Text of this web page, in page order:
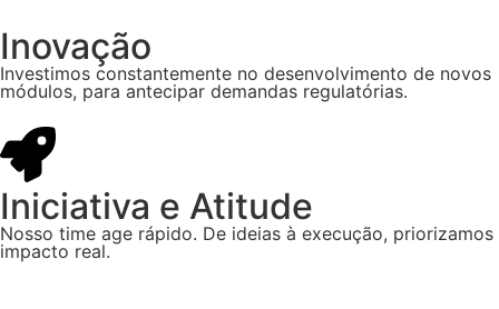
Inovação
Investimos constantemente no desenvolvimento de novos
módulos, para antecipar demandas regulatórias.
Iniciativa e Atitude
Nosso time age rápido. De ideias à execução, priorizamos
impacto real.